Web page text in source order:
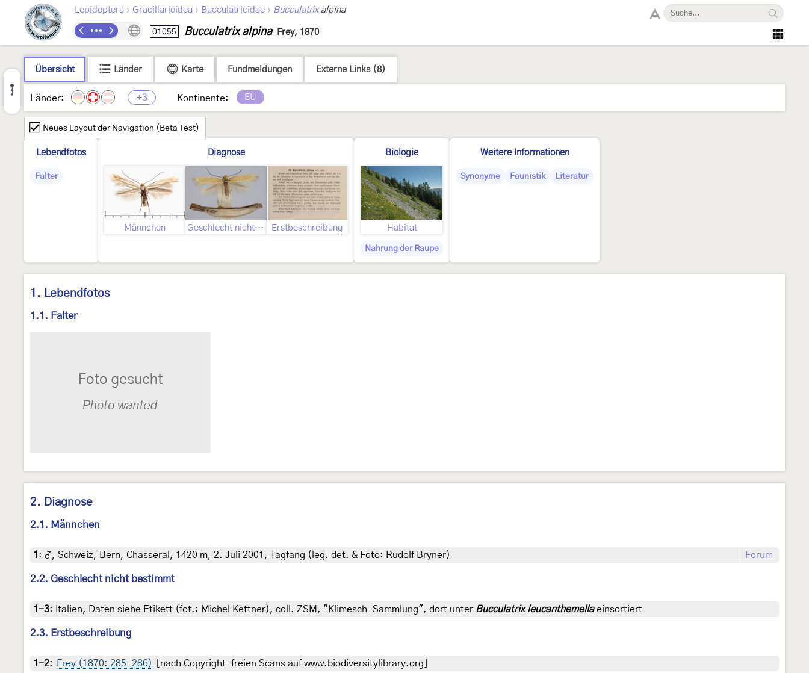
Lepidoptera › Gracillarioidea › Bucculatricidae › Bucculatrixalpina
01055 Bucculatrix alpina Frey, 1870
Übersicht Länder Karte Fundmeldungen Externe Links (8)
Länder: +3 Kontinente: EU
Neues Layout der Navigation (Beta Test)
Lebendfotos
Falter
Diagnose
Männchen Geschlecht nicht bestimmt Erstbeschreibung
Biologie
Habitat
Nahrung der Raupe
Weitere Informationen
Synonyme Faunistik Literatur
1. Lebendfotos
1.1. Falter
2. Diagnose
2.1. Männchen
1 : ♂, Schweiz, Bern, Chasseral, 1420 m, 2. Juli 2001, Tagfang (leg. det. & Foto: Rudolf Bryner) Forum
2.2. Geschlecht nicht bestimmt
1-3: Italien, Daten siehe Etikett (fot.: Michel Kettner), coll. ZSM, "Klimesch-Sammlung", dort unter Bucculatrix leucanthemellaeinsortiert
2.3. Erstbeschreibung
1-2: Frey (1870: 285-286) [nach Copyright-freien Scans auf www.biodiversitylibrary.org]